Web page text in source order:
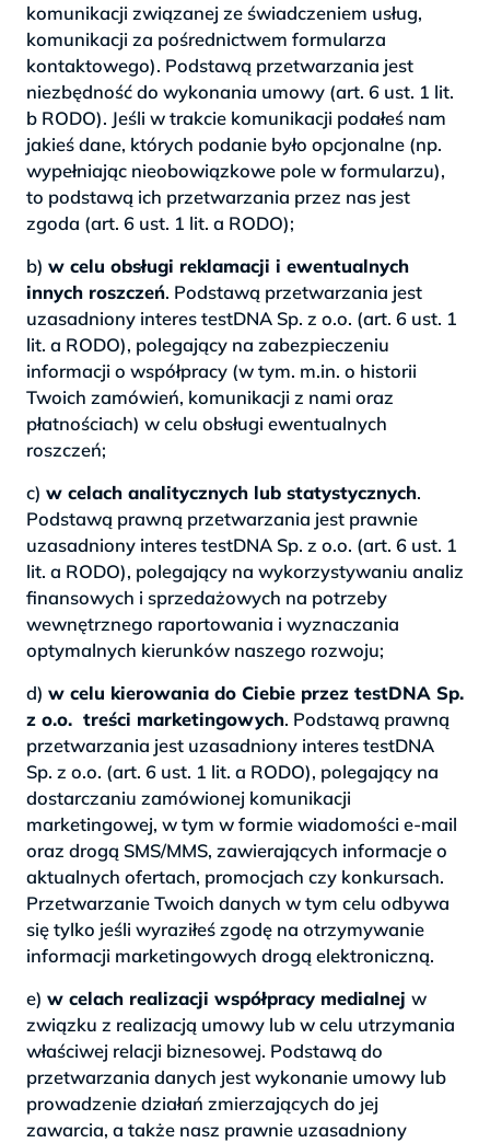
komunikacji związanej ze świadczeniem usług,
komunikacji za pośrednictwem formularza
kontaktowego). Podstawą przetwarzania jest
niezbędność do wykonania umowy (art. 6 ust. 1 lit.
b RODO). Jeśli w trakcie komunikacji podałeś nam
jakieś dane, których podanie było opcjonalne (np.
wypełniając nieobowiązkowe pole w formularzu),
to podstawą ich przetwarzania przez nas jest
zgoda (art. 6 ust. 1 lit. a RODO);
b) w celu obsługi reklamacji i ewentualnych
innych roszczeń. Podstawą przetwarzania jest
uzasadniony interes testDNA Sp. z o.o. (art. 6 ust. 1
lit. a RODO), polegający na zabezpieczeniu
informacji o współpracy (w tym. m.in. o historii
Twoich zamówień, komunikacji z nami oraz
płatnościach) w celu obsługi ewentualnych
roszczeń;
c) w celach analitycznych lub statystycznych.
Podstawą prawną przetwarzania jest prawnie
uzasadniony interes testDNA Sp. z o.o. (art. 6 ust. 1
lit. a RODO), polegający na wykorzystywaniu analiz
finansowych i sprzedażowych na potrzeby
wewnętrznego raportowania i wyznaczania
optymalnych kierunków naszego rozwoju;
d) w celu kierowania do Ciebie przez testDNA Sp.
z o.o. treści marketingowych. Podstawą prawną
przetwarzania jest uzasadniony interes testDNA
Sp. z o.o. (art. 6 ust. 1 lit. a RODO), polegający na
dostarczaniu zamówionej komunikacji
marketingowej, w tym w formie wiadomości e-mail
oraz drogą SMS/MMS, zawierających informacje o
aktualnych ofertach, promocjach czy konkursach.
Przetwarzanie Twoich danych w tym celu odbywa
się tylko jeśli wyraziłeś zgodę na otrzymywanie
informacji marketingowych drogą elektroniczną.
e) w celach realizacji współpracy medialnej w
związku z realizacją umowy lub w celu utrzymania
właściwej relacji biznesowej. Podstawą do
przetwarzania danych jest wykonanie umowy lub
prowadzenie działań zmierzających do jej
zawarcia, a także nasz prawnie uzasadniony